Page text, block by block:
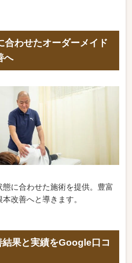
合わせたオーダーメイド
へ
に合わせた施術を提供。豊富
改善へと導きます。
果と実績をGoogle口コ